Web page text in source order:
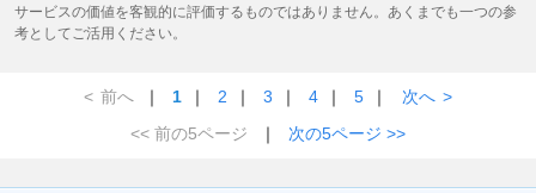
サービスの価値を客観的に評価するものではありません。あくまでも一つの参
考としてご活用ください。
< 前へ ｜ 1 ｜ 2 ｜ 3 ｜ 4 ｜ 5 ｜ 次へ >
<< 前の5ページ
｜ 次の5ページ >>